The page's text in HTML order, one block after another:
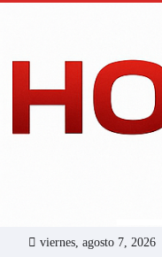
viernes, agosto 7, 2026